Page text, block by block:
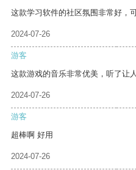
这款学习软件的社区氛围非常好，
2024-07-26
游客
这款游戏的音乐非常优美，听了让
2024-07-26
游客
超棒啊 好用
2024-07-26